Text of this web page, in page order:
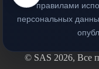
правилами
персональных
© SAS 2026, Все